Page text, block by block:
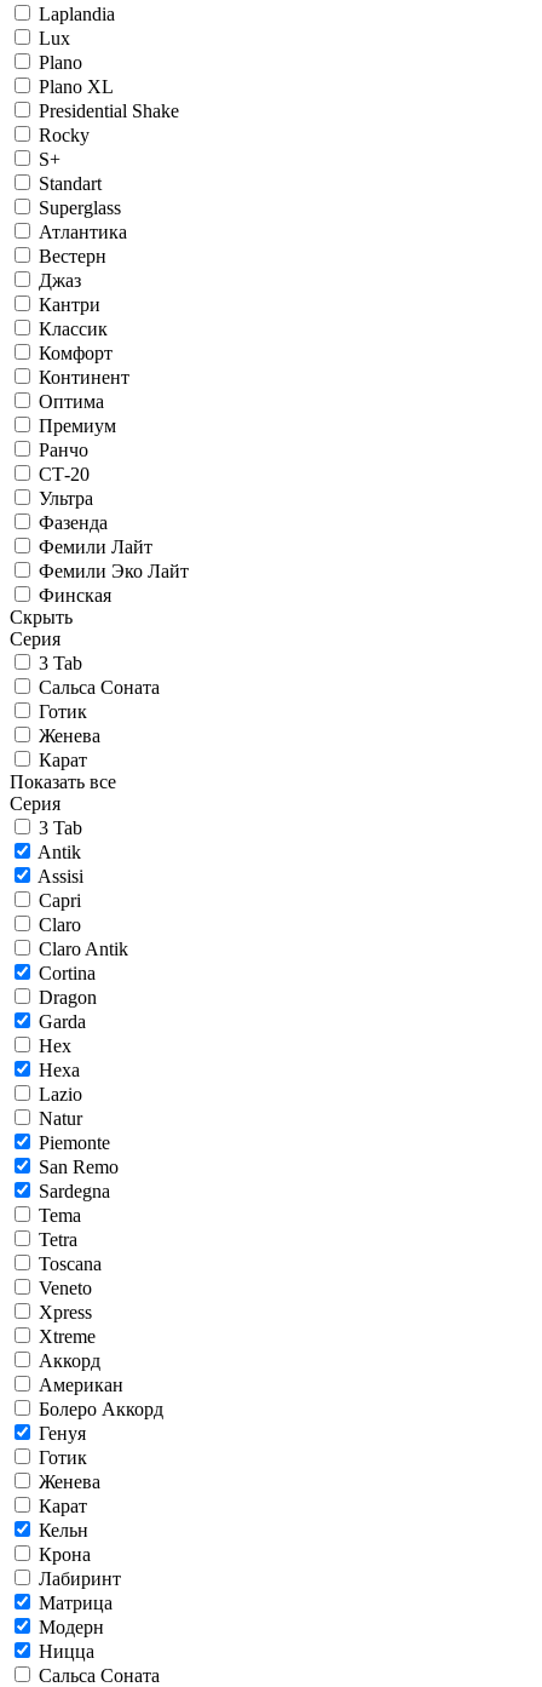
Laplandia
Lux
Plano
Plano XL
Presidential Shake
Rocky
S+
Standart
Superglass
Атлантика
Вестерн
Джаз
Кантри
Классик
Комфорт
Континент
Оптима
Премиум
Ранчо
СТ-20
Ультра
Фазенда
Фемили Лайт
Фемили Эко Лайт
Финская
Скрыть
Серия
3 Tab
Сальса Соната
Готик
Женева
Карат
Показать все
Серия
3 Tab
Antik
Assisi
Capri
Claro
Claro Antik
Cortina
Dragon
Garda
Hex
Hexa
Lazio
Natur
Piemonte
San Remo
Sardegna
Tema
Tetra
Toscana
Veneto
Xpress
Xtreme
Аккорд
Американ
Болеро Аккорд
Генуя
Готик
Женева
Карат
Кельн
Крона
Лабиринт
Матрица
Модерн
Ницца
Сальса Соната